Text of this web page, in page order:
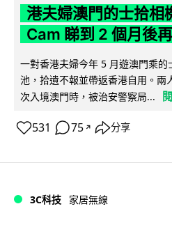
港夫婦澳門的士拾相
Cam 睇到 2 個月後
一對香港夫婦今年 5 月遊澳門乘
池，拾遺不報並帶返香港自用。兩
次入境澳門時，被治安警察局...
531 75 ↗ 分享
3C科技 家居無線